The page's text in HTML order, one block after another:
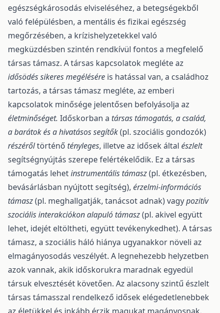
egészségkárosodás elviseléséhez, a betegségekből
való felépülésben, a mentális és fizikai egészség
megőrzésében, a krízishelyzetekkel való
megküzdésben szintén rendkívül fontos a megfelelő
társas támasz. A társas kapcsolatok megléte az
idősödés sikeres megélésére is hatással van, a családhoz
tartozás, a társas támasz megléte, az emberi
kapcsolatok minősége jelentősen befolyásolja az
életminőséget. Időskorban a társas támogatás, a család,
a barátok és a hivatásos segítők(pl. szociális gondozók)
részérőltörténő tényleges, illetve az idősek által észlelt
segítségnyújtás szerepe felértékelődik. Ez a társas
támogatás lehetinstrumentális támasz(pl. étkezésben,
bevásárlásban nyújtott segítség), érzelmi-információs
támasz(pl. meghallgatják, tanácsot adnak) vagypozitív
szociális interakciókon alapuló támasz(pl. akivel együtt
lehet, idejét eltöltheti, együtt tevékenykedhet). A társas
támasz, a szociális háló hiánya ugyanakkor növeli az
elmagányosodás veszélyét. A legnehezebb helyzetben
azok vannak, akik időskorukra maradnak egyedül
társuk elvesztését követően. Az alacsony szintű észlelt
társas támasszal rendelkező idősek elégedetlenebbek